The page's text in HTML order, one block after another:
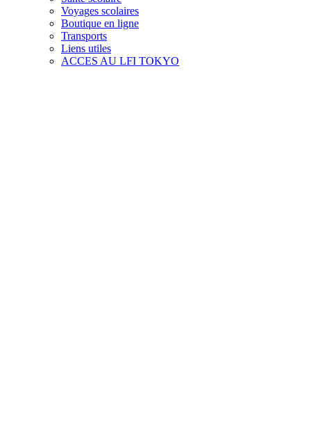
Voyages scolaires
Boutique en ligne
Transports
Liens utiles
ACCES AU LFI TOKYO